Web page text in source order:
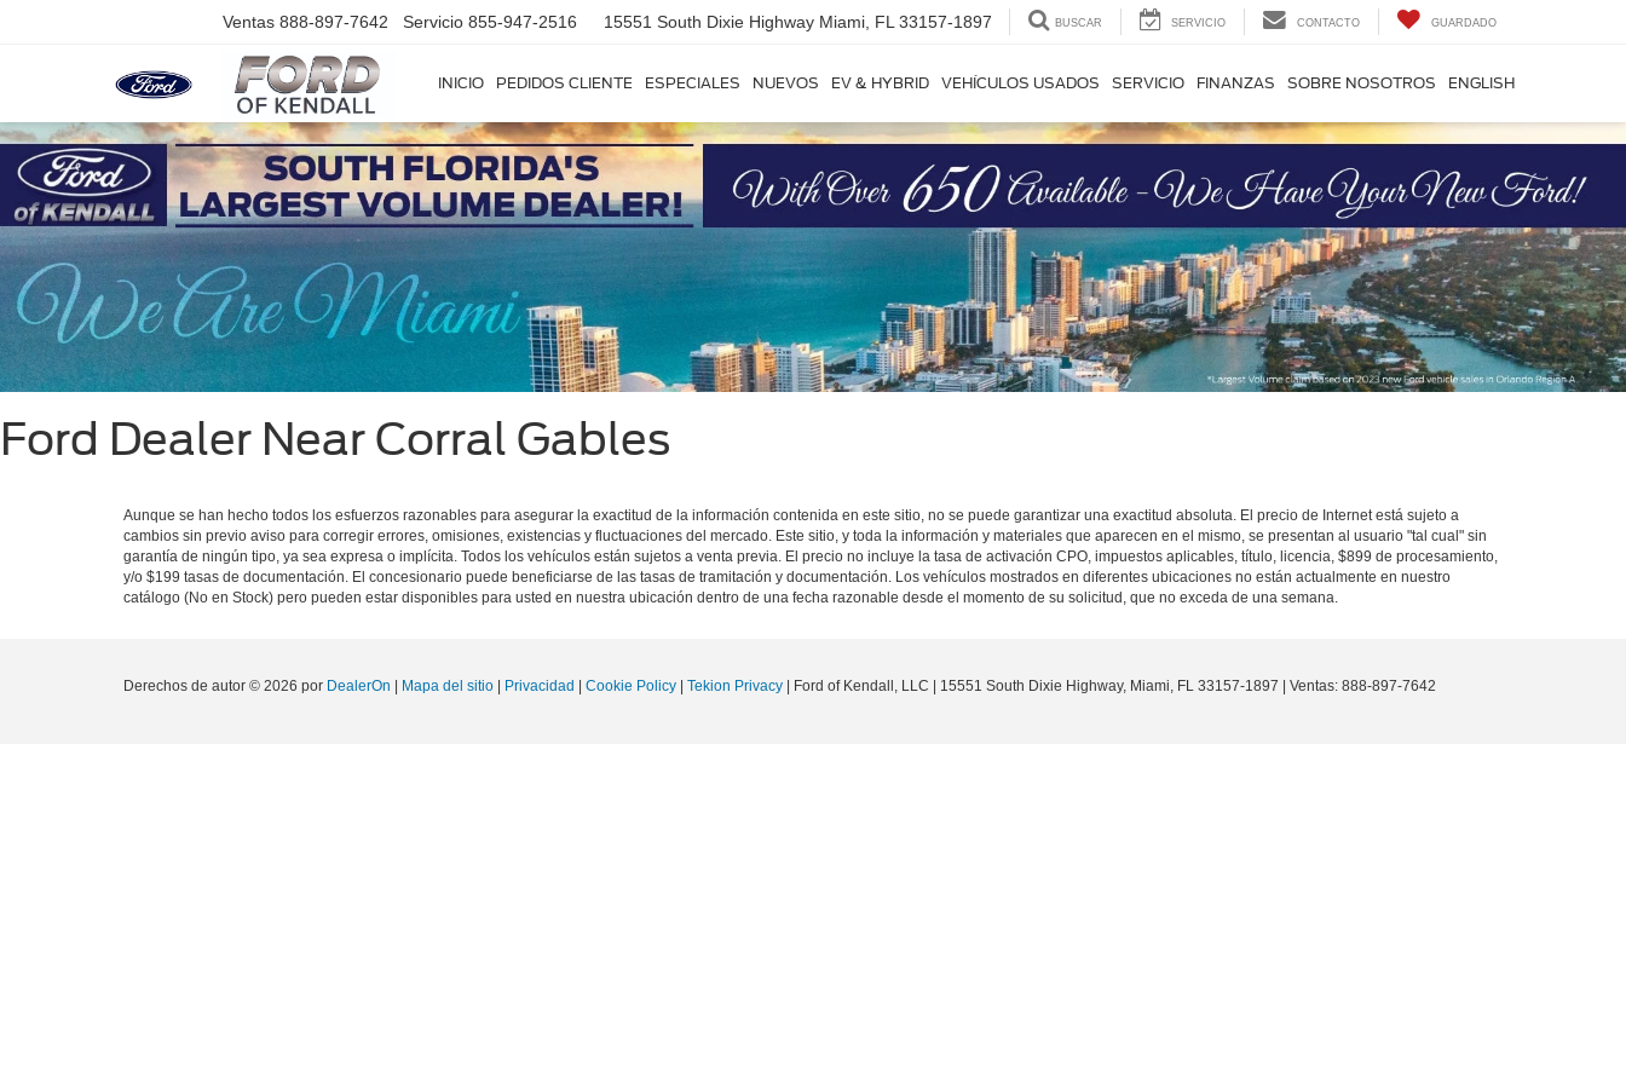
Ventas 888-897-7642 Servicio 855-947-2516 15551 South Dixie Highway Miami, FL 33157-1897 BUSCAR SERVICIO CONTACTO GUARDADO
INICIO PEDIDOS CLIENTE ESPECIALES NUEVOS EV & HYBRID VEHÍCULOS USADOS SERVICIO FINANZAS SOBRE NOSOTROS ENGLISH
Ford Dealer Near Corral Gables
Aunque se han hecho todos los esfuerzos razonables para asegurar la exactitud de la información contenida en este sitio, no se puede garantizar una exactitud absoluta. El precio de Internet está sujeto a
cambios sin previo aviso para corregir errores, omisiones, existencias y fluctuaciones del mercado. Este sitio, y toda la información y materiales que aparecen en el mismo, se presentan al usuario "tal cual" sin
garantía de ningún tipo, ya sea expresa o implícita. Todos los vehículos están sujetos a venta previa. El precio no incluye la tasa de activación CPO, impuestos aplicables, título, licencia, $899 de procesamiento,
y/o $199 tasas de documentación. El concesionario puede beneficiarse de las tasas de tramitación y documentación. Los vehículos mostrados en diferentes ubicaciones no están actualmente en nuestro
catálogo (No en Stock) pero pueden estar disponibles para usted en nuestra ubicación dentro de una fecha razonable desde el momento de su solicitud, que no exceda de una semana.
Derechos de autor © 2026 por DealerOn Mapa del sitio Privacidad Cookie Policy Tekion Privacy | Ford of Kendall, LLC 15551 South Dixie Highway, Miami, FL 33157-1897 | Ventas: 888-897-7642